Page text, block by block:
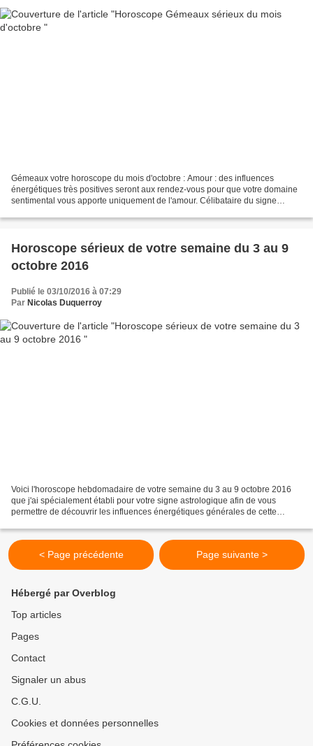
Gémeaux votre horoscope du mois d'octobre : Amour : des influences
énergétiques très positives seront aux rendez-vous pour que votre domaine
sentimental vous apporte uniquement de l'amour. Célibataire du signe
Horoscope sérieux de votre semaine du 3 au 9
octobre 2016
Publié le 03/10/2016 à 07:29
Par Nicolas Duquerroy
Voici l'horoscope hebdomadaire de votre semaine du 3 au 9 octobre 2016
que j'ai spécialement établi pour votre signe astrologique afin de vous
permettre de découvrir les influences énergétiques générales de cette
< Page précédente Page suivante >
Hébergé par Overblog
Top articles
Pages
Contact
Signaler un abus
C.G.U.
Cookies et données personnelles